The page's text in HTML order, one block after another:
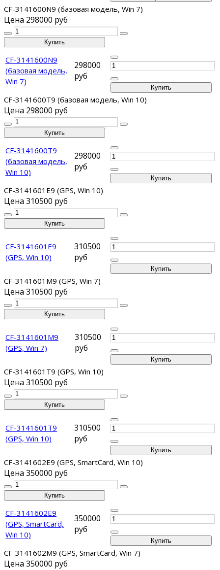
CF-3141600N9 (базовая модель, Win 7)
Цена 298000 руб
CF-3141600N9
(базовая модель,
Win 7)
298000
руб
CF-3141600T9 (базовая модель, Win 10)
Цена 298000 руб
CF-3141600T9
(базовая модель,
Win 10)
298000
руб
CF-3141601E9 (GPS, Win 10)
Цена 310500 руб
CF-3141601E9
(GPS, Win 10)
310500
руб
CF-3141601M9 (GPS, Win 7)
Цена 310500 руб
CF-3141601M9
(GPS, Win 7)
310500
руб
CF-3141601T9 (GPS, Win 10)
Цена 310500 руб
CF-3141601T9
(GPS, Win 10)
310500
руб
CF-3141602E9 (GPS, SmartCard, Win 10)
Цена 350000 руб
CF-3141602E9
(GPS, SmartCard,
Win 10)
350000
руб
CF-3141602M9 (GPS, SmartCard, Win 7)
Цена 350000 руб